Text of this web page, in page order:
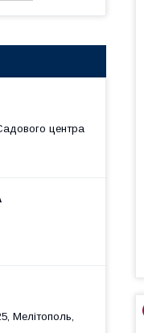
центра
Мелітополь,